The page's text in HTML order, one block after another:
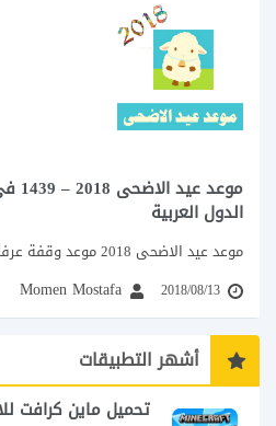
الدول العربية
2018/08/13
Momen Mostafa
أشهر التطبيقات
تحميل ماين كرافت